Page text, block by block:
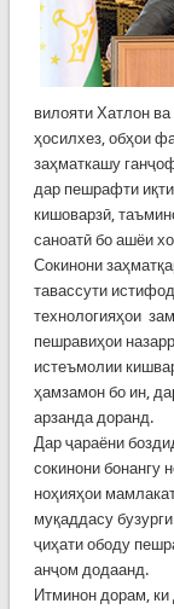
вилояти Хатлон
ҳосилхез, обҳои
заҳматкашу
дар пешрафти
кишоварзӣ,
саноатӣ бо ашёи
Сокинони
тавассути
технологияҳои
пешравиҳои
истеъмолии
ҳамзамон бо ин,
арзанда доранд.
Дар ҷараёни
сокинони бонангу
ноҳияҳои
муқаддасу
ҷиҳати ободу
анҷом додаанд.
Итминон дорам, ки